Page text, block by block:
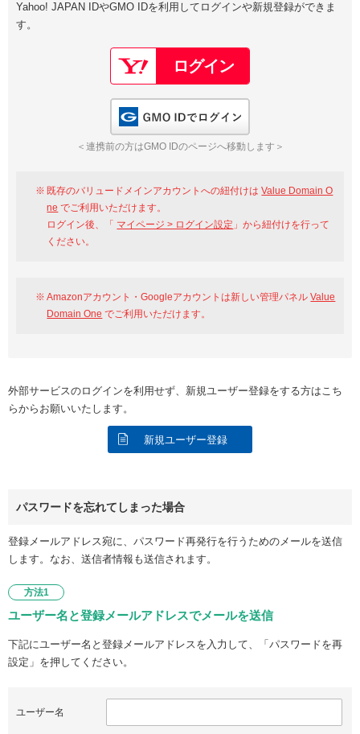
Google
GMO ID Amazon
※AmazonはValue Domain Oneのログイン画面へ遷移します
Value Domain Oneアカウント作成
以下でも登録可能
Google Yahoo!
GMO ID
Yahoo! JAPAN IDやGMO IDを利用してログインや新規登録ができま
す。
＜連携前の方はGMO IDのページへ移動します＞
既存のバリュードメインアカウントへの紐付けはValue Domain O
ne でご利用いただけます。
ログイン後、「 マイページ > ログイン設定 」から紐付けを行って
ください。
Amazonアカウント・Googleアカウントは新しい管理パネルValue
Domain One でご利用いただけます。
外部サービスのログインを利用せず、新規ユーザー登録をする方はこち
らからお願いいたします。
新規ユーザー登録
パスワードを忘れてしまった場合
登録メールアドレス宛に、パスワード再発行を行うためのメールを送信
します。なお、送信者情報も送信されます。
方法1
ユーザー名と登録メールアドレスでメールを送信
下記にユーザー名と登録メールアドレスを入力して、「パスワードを再
設定」を押してください。
ユーザー名